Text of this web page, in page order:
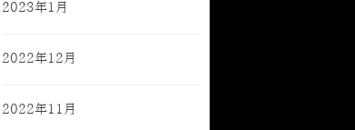
2023年1月
2022年12月
2022年11月